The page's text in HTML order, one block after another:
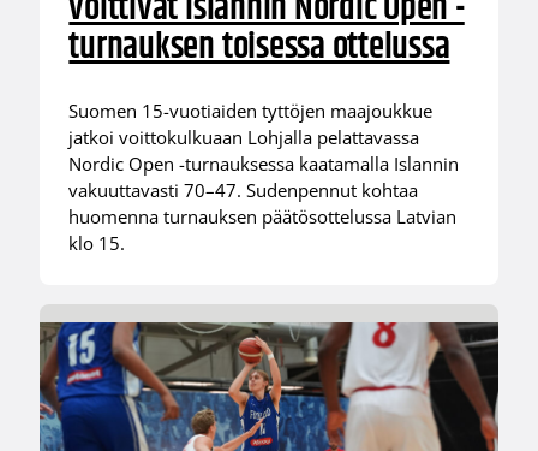
turnauksen toisessa ottelussa
Suomen 15-vuotiaiden tyttöjen maajoukkue
jatkoi voittokulkuaan Lohjalla pelattavassa
Nordic Open -turnauksessa kaatamalla Islannin
vakuuttavasti 70–47. Sudenpennut kohtaa
huomenna turnauksen päätösottelussa Latvian
klo 15.